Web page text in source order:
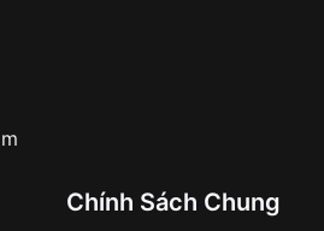
Chính Sách Chung